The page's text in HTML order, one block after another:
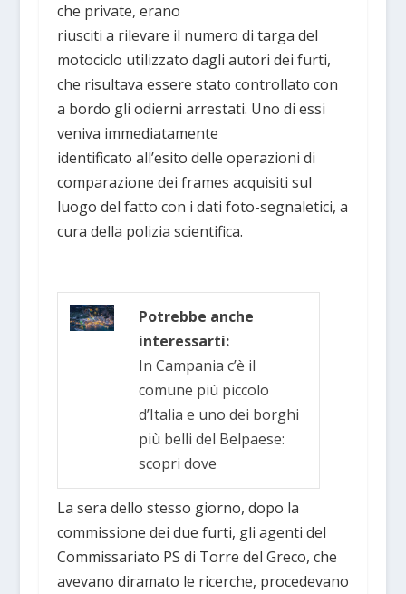
che private, erano
riusciti a rilevare il numero di targa del
motociclo utilizzato dagli autori dei furti,
che risultava essere stato controllato con
a bordo gli odierni arrestati. Uno di essi
veniva immediatamente
identificato all’esito delle operazioni di
comparazione dei frames acquisiti sul
luogo del fatto con i dati foto-segnaletici, a
cura della polizia scientifica.
Potrebbe anche
interessarti:
In Campania c’è il
comune più piccolo
d’Italia e uno dei borghi
più belli del Belpaese:
scopri dove
La sera dello stesso giorno, dopo la
commissione dei due furti, gli agenti del
Commissariato PS di Torre del Greco, che
avevano diramato le ricerche, procedevano